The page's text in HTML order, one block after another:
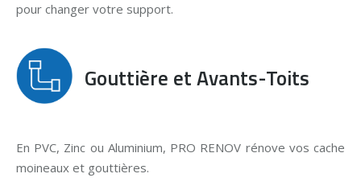
pour changer votre support.
Gouttière et Avants-Toits
En PVC, Zinc ou Aluminium, PRO RENOV rénove vos cache
moineaux et gouttières.